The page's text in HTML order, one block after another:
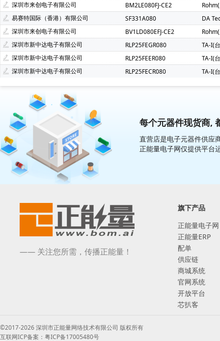
深圳市来创电子有限公司
BM2LE080FJ-CE2
易赛特国际（香港）有限公司
SF331A080
DA
深圳市来创电子有限公司
BV1LD080EFJ-CE2
深圳市新中达电子有限公司
RLP25FEGR080
TA-I(
深圳市新中达电子有限公司
RLP25FEER080
TA-I(
深圳市新中达电子有限公司
RLP25FECR080 TA-I(
每个元器件现货商,
直营店是电子元器件供应
正能量电子网仅提供平台
—— 关注您所需，传播正能量！
旗下产品
正能量电子网
正能量ERP
配单
供应链
商城系统
官网系统
开放平台
芯扒客
©2017-2026 深圳市正能量网络技术有限公司 版权所有
互联网ICP备案：粤ICP备17005480号